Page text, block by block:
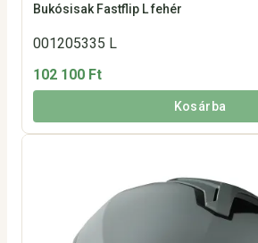
Bukósisak Fastflip L fehér
001205335 L
102 100 Ft
Kosárba